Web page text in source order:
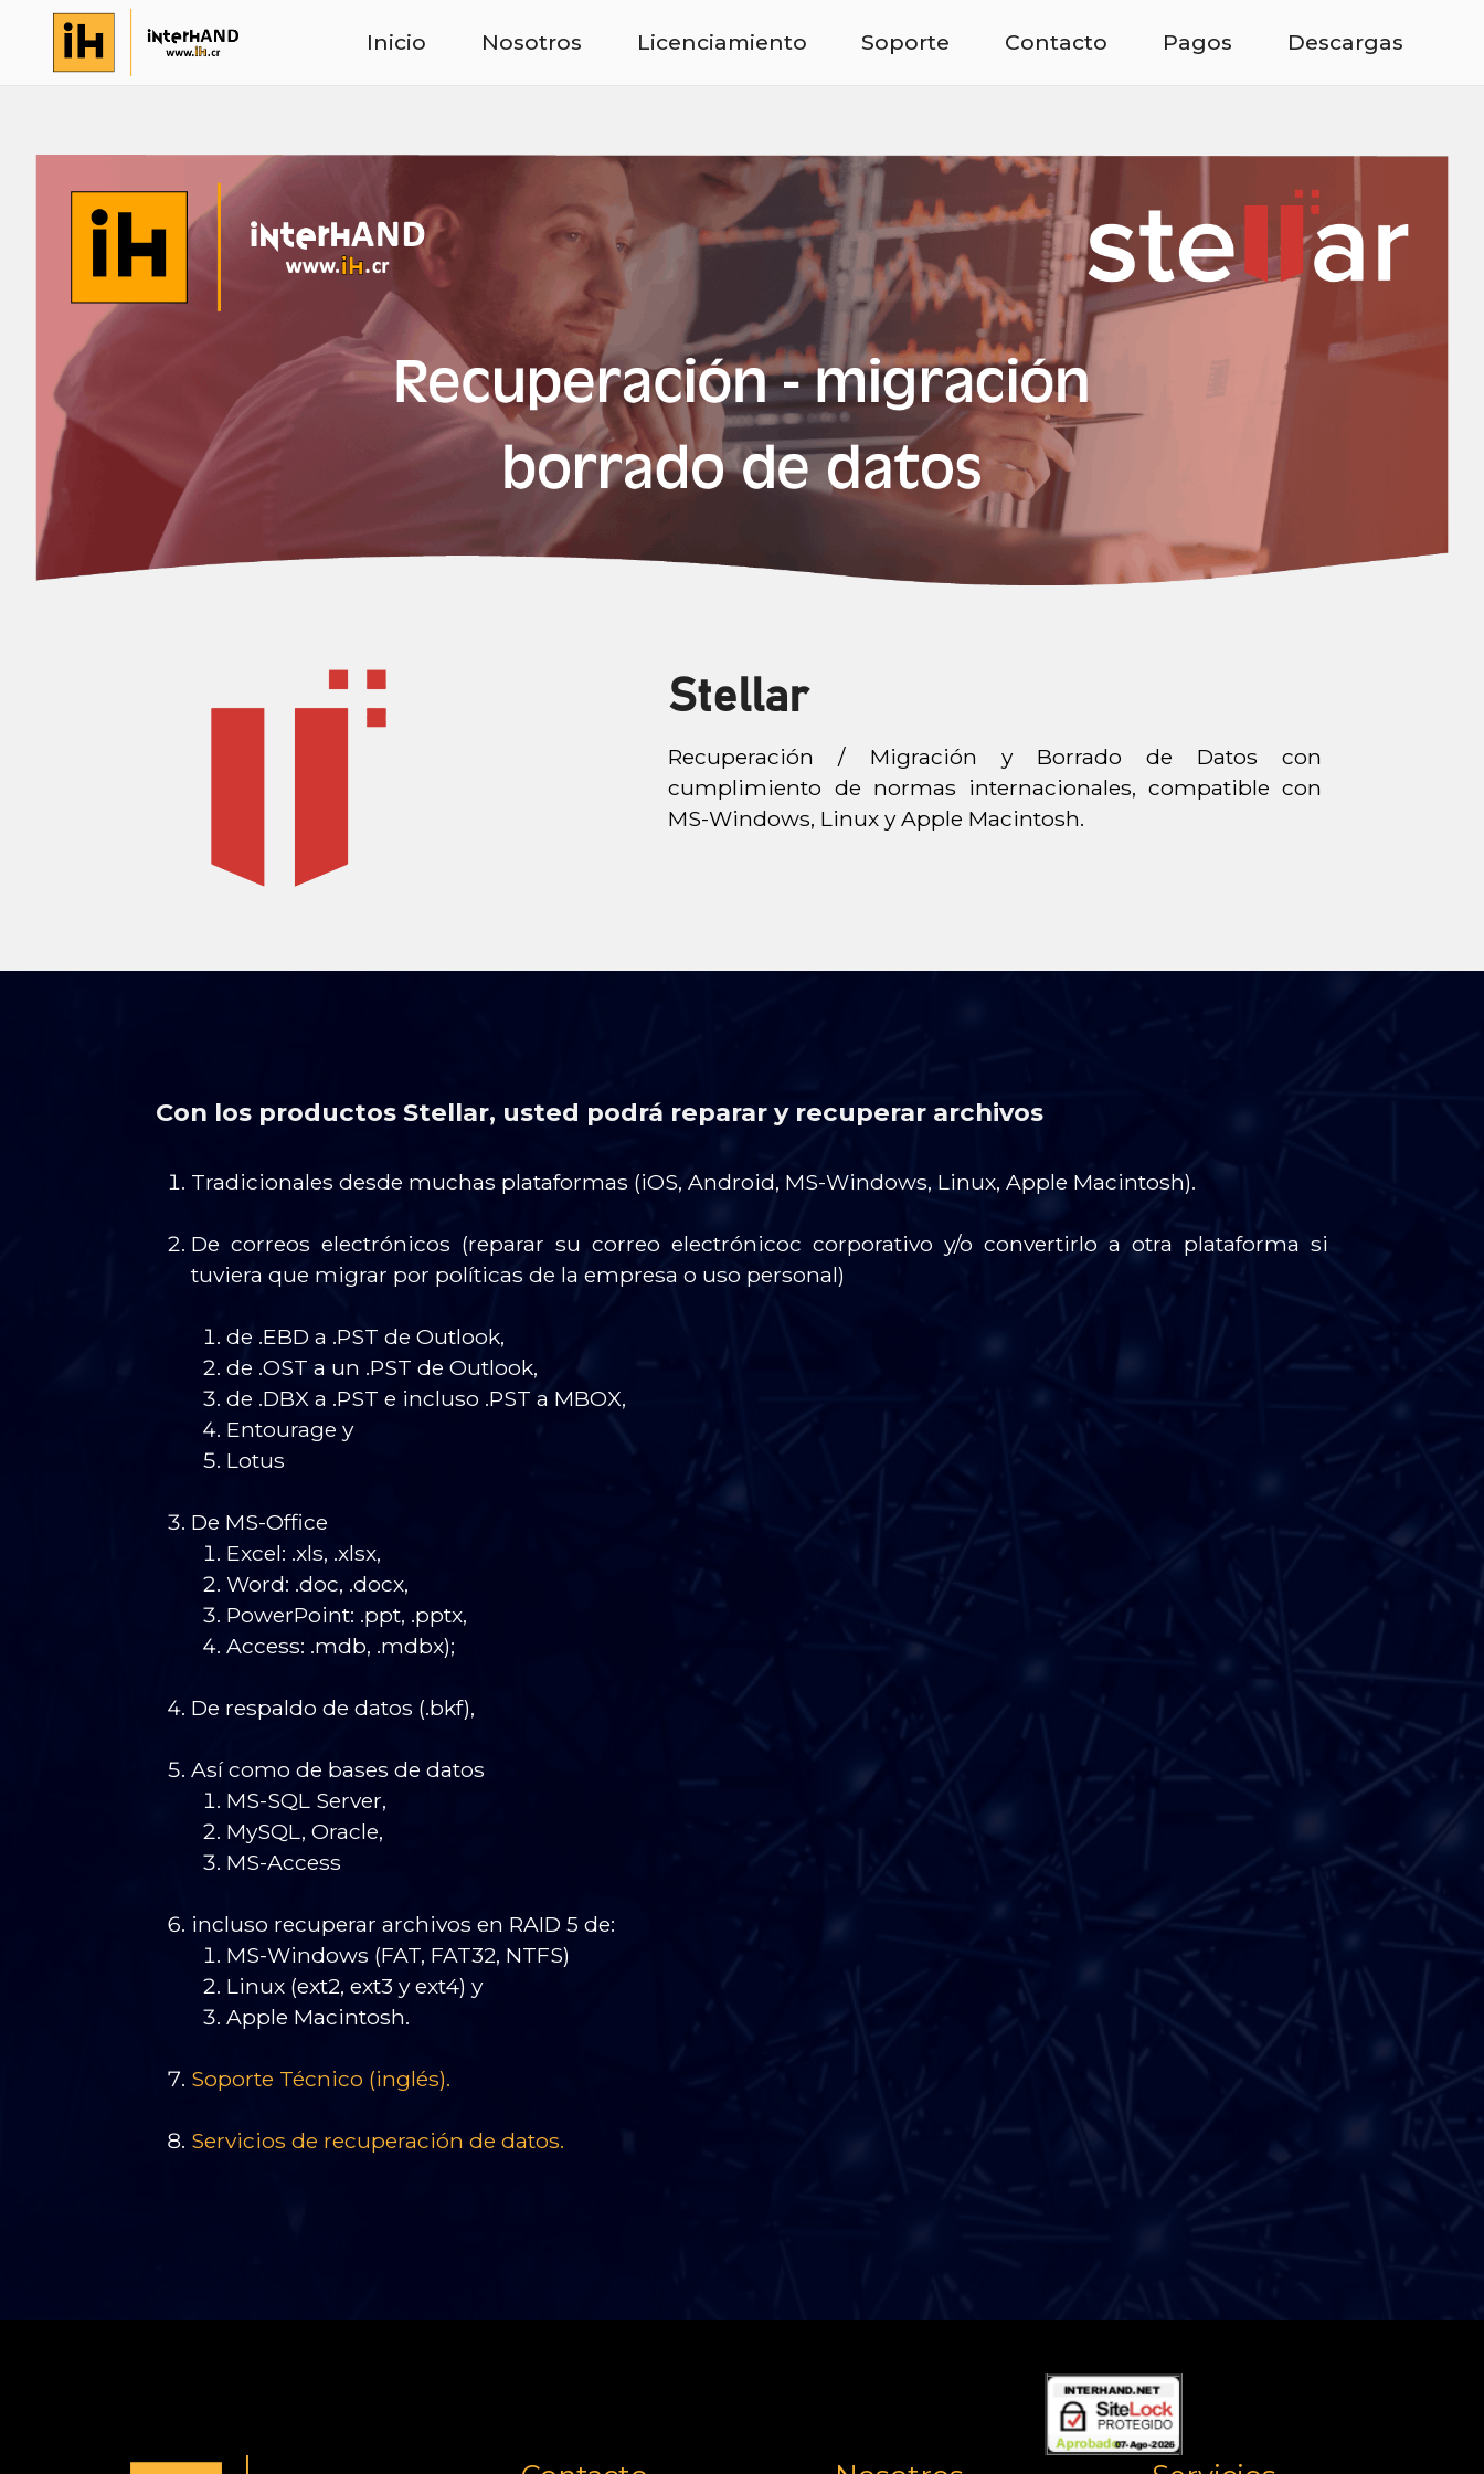
Inicio Nosotros Licenciamiento Soporte Contacto Pagos Descargas
Stellar
Recuperación / Migración y Borrado de Datos con
cumplimiento de normas internacionales, compatible con
MS-Windows, Linux y Apple Macintosh.
Con los productos Stellar, usted podrá reparar y recuperar archivos
Tradicionales desde muchas plataformas (iOS, Android, MS-Windows, Linux, Apple Macintosh).
De correos electrónicos (reparar su correo electrónicoc corporativo y/o convertirlo a otra plataforma si
tuviera que migrar por políticas de la empresa o uso personal)
de .EBD a .PST de Outlook,
de .OST a un .PST de Outlook,
de .DBX a .PST e incluso .PST a MBOX,
Entourage y
Lotus
De MS-Office
Excel: .xls, .xlsx,
Word: .doc, .docx,
PowerPoint: .ppt, .pptx,
Access: .mdb, .mdbx);
De respaldo de datos (.bkf),
Así como de bases de datos
MS-SQL Server,
MySQL, Oracle,
MS-Access
incluso recuperar archivos en RAID 5 de:
MS-Windows (FAT, FAT32, NTFS)
Linux (ext2, ext3 y ext4) y
Apple Macintosh.
Soporte Técnico (inglés).
Servicios de recuperación de datos.